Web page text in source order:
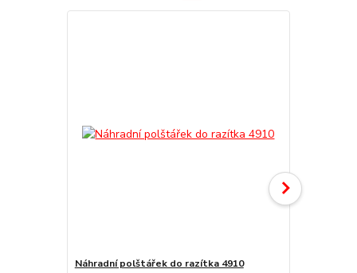
Náhradní polštářek do razítka 4910